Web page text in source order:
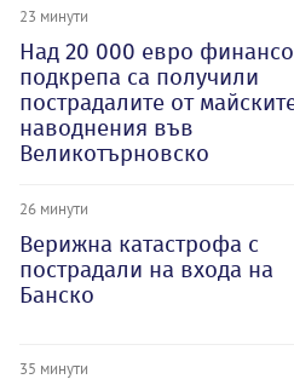
23 минути
Над 20 000 евро
подкрепа са получили
пострадалите от
наводнения във
Великотърновско
26 минути
Верижна катастрофа с
пострадали на входа на
Банско
35 минути